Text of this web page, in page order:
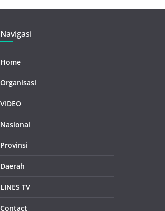
Navigasi
Home
Organisasi
VIDEO
Nasional
Provinsi
Daerah
LINES TV
Contact